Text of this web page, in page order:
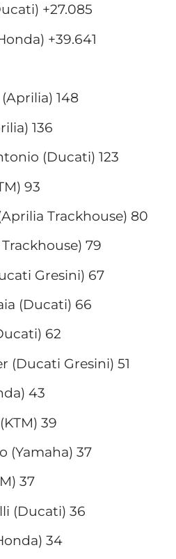
+27.085
+39.641
148
136
(Ducati) 123
93
Trackhouse) 80
79
Gresini) 67
(Ducati) 66
62
(Ducati Gresini) 51
43
39
(Yamaha) 37
37
(Ducati) 36
34